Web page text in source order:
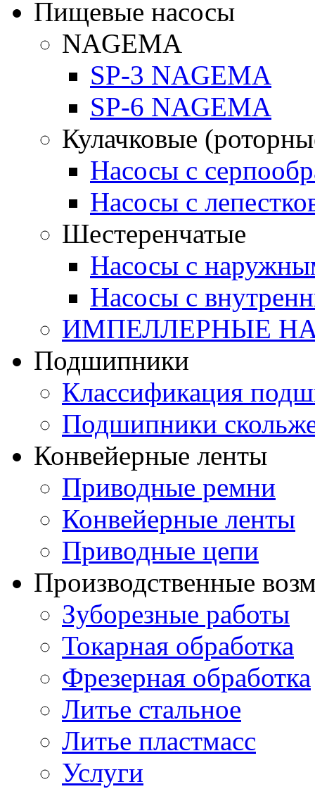
Пищевые насосы
NAGEMA
SP-3 NAGEMA
SP-6 NAGEMA
Кулачковые
Насосы с
Насосы с
Шестеренчатые
Насосы с
Насосы с
ИМПЕЛЛЕРНЫЕ
Подшипники
Классификация
Подшипники
Конвейерные ленты
Приводные ремни
Конвейерные ленты
Приводные цепи
Производственные
Зуборезные работы
Токарная обработка
Фрезерная обработка
Литье стальное
Литье пластмасс
Услуги